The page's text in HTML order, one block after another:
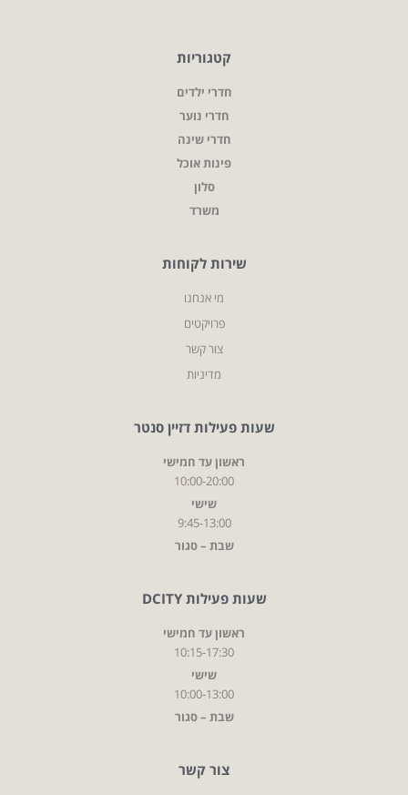
קטגוריות
חדרי ילדים
חדרי נוער
חדרי שינה
פינות אוכל
סלון
משרד
שירות לקוחות
מי אנחנו
פרויקטים
צור קשר
מדיניות
שעות פעילות דזיין סנטר
ראשון עד חמישי
10:00-20:00
שישי
9:45-13:00
שבת – סגור
שעות פעילות DCITY
ראשון עד חמישי
10:15-17:30
שישי
10:00-13:00
שבת – סגור
צור קשר